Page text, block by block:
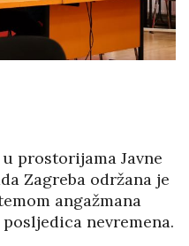
prostorijama Javne
Zagreba održana je
angažmana
nevremena.